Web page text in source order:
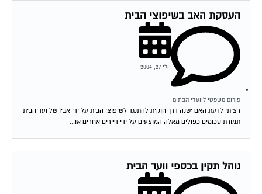
העסקת האב בשיפוצי הבית
פורום משפטי לוועדי הבתים
יולי 27, 2004
רציתי לדעת האם ישנה דרך חוקית להתנגד לשיפוצי הבית על ידי אביו של ועד הבית
תמורת סכומים כפולים מאלה המוצעים על ידי דיירים אחרים או...
נוהל תקין בכספי וועד הבית